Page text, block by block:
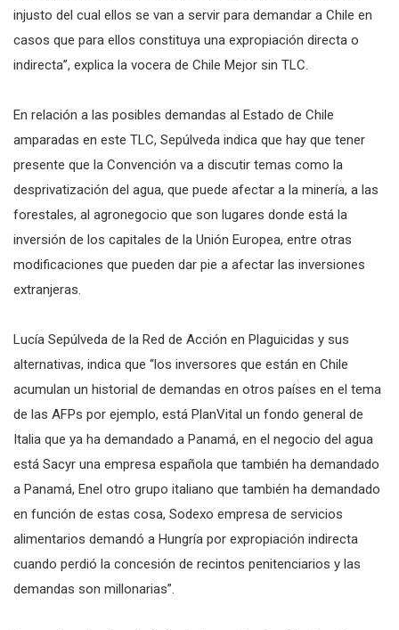
injusto del cual ellos se van a servir para demandar a Chile en
casos que para ellos constituya una expropiación directa o
indirecta”, explica la vocera de Chile Mejor sin TLC.
En relación a las posibles demandas al Estado de Chile
amparadas en este TLC, Sepúlveda indica que hay que tener
presente que la Convención va a discutir temas como la
desprivatización del agua, que puede afectar a la minería, a las
forestales, al agronegocio que son lugares donde está la
inversión de los capitales de la Unión Europea, entre otras
modificaciones que pueden dar pie a afectar las inversiones
extranjeras.
Lucía Sepúlveda de la Red de Acción en Plaguicidas y sus
alternativas, indica que “los inversores que están en Chile
acumulan un historial de demandas en otros países en el tema
de las AFPs por ejemplo, está PlanVital un fondo general de
Italia que ya ha demandado a Panamá, en el negocio del agua
está Sacyr una empresa española que también ha demandado
a Panamá, Enel otro grupo italiano que también ha demandado
en función de estas cosa, Sodexo empresa de servicios
alimentarios demandó a Hungría por expropiación indirecta
cuando perdió la concesión de recintos penitenciarios y las
demandas son millonarias”.